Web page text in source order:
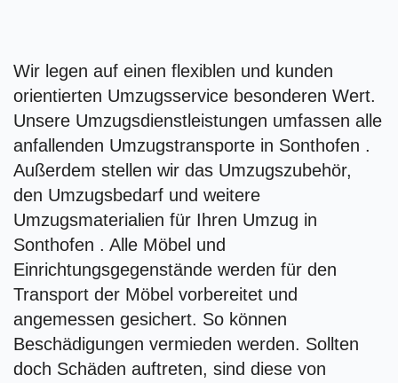
Wir legen auf einen flexiblen und kunden
orientierten Umzugsservice besonderen Wert.
Unsere Umzugsdienstleistungen umfassen alle
anfallenden Umzugstransporte in Sonthofen .
Außerdem stellen wir das Umzugszubehör,
den Umzugsbedarf und weitere
Umzugsmaterialien für Ihren Umzug in
Sonthofen . Alle Möbel und
Einrichtungsgegenstände werden für den
Transport der Möbel vorbereitet und
angemessen gesichert. So können
Beschädigungen vermieden werden. Sollten
doch Schäden auftreten, sind diese von